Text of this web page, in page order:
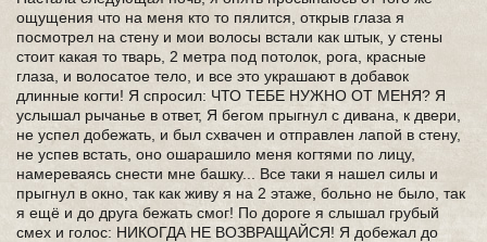
ощущения что на меня кто то пялится, открыв глаза я
посмотрел на стену и мои волосы встали как штык, у стены
стоит какая то тварь, 2 метра под потолок, рога, красные
глаза, и волосатое тело, и все это украшают в добавок
длинные когти! Я спросил: ЧТО ТЕБЕ НУЖНО ОТ МЕНЯ? Я
услышал рычанье в ответ, Я бегом прыгнул с дивана, к двери,
не успел добежать, и был схвачен и отправлен лапой в стену,
не успев встать, оно ошарашило меня когтями по лицу,
намереваясь снести мне башку... Все таки я нашел силы и
прыгнул в окно, так как живу я на 2 этаже, больно не было, так
я ещё и до друга бежать смог! По дороге я слышал грубый
смех и голос: НИКОГДА НЕ ВОЗВРАЩАЙСЯ! Я добежал до